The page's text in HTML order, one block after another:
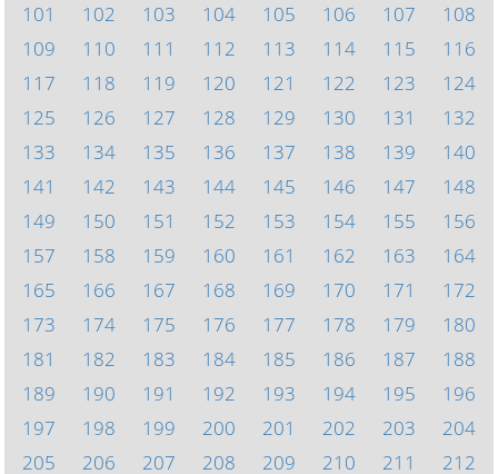
101
102 103 104 105 106 107
108
109
110 111 112 113 114 115
116
117
118 119 120 121 122 123
124
125
126 127 128 129 130 131
132
133
134 135 136 137 138 139
140
141
142 143 144 145 146 147
148
149
150 151 152 153 154 155
156
157
158 159 160 161 162 163
164
165
166 167 168 169 170 171
172
173
174 175 176 177 178 179
180
181
182 183 184 185 186 187
188
189
190 191 192 193 194 195
196
197
198 199 200 201 202 203
204
205
206 207 208 209 210 211 212